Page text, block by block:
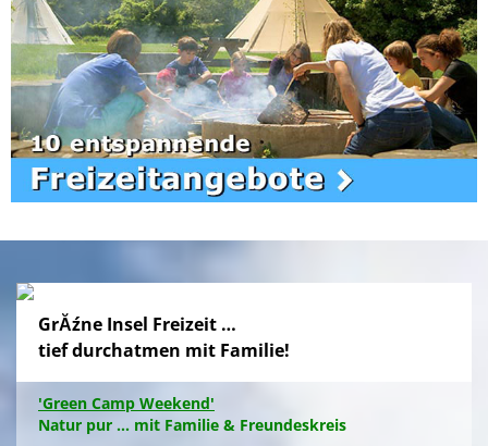
GrĂźne Insel Freizeit …
tief durchatmen mit Familie!
'Green Camp Weekend'
Natur pur ... mit Familie & Freundeskreis